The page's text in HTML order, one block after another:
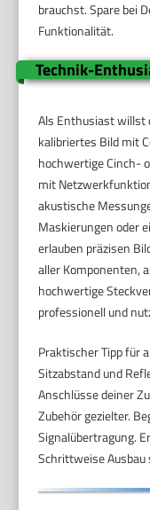
brauchst. Spare bei
Funktionalität.
Technik-
Als Enthusiast willst
kalibriertes Bild mit
hochwertige Cinch-
mit
akustische
Maskierungen oder
erlauben präzisen
aller Komponenten,
hochwertige
professionell und
Praktischer Tipp für
Sitzabstand und
Anschlüsse deiner
Zubehör gezielter.
Signalübertragung.
Schrittweise Ausbau